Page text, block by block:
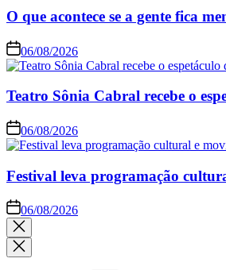
O que acontece se a gente fica
06/08/2026
Teatro Sônia Cabral recebe o
06/08/2026
Festival leva programação
06/08/2026
Close
search